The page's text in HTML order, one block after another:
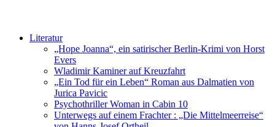
Literatur
„Hope Joanna“, ein satirischer Berlin-Krimi von Horst
Evers
Wladimir Kaminer auf Kreuzfahrt
„Ein Tod für ein Leben“ Roman aus Dalmatien von
Jurica Pavicic
Psychothriller Woman in Cabin 10
Unterwegs auf einem Frachter : „Die Mittelmeerreise“